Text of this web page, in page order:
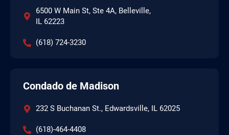
6500 W Main St, Ste 4A, Belleville,
IL 62223
(618) 724-3230
Condado de Madison
232 S Buchanan St., Edwardsville, IL 62025
(618)-464-4408